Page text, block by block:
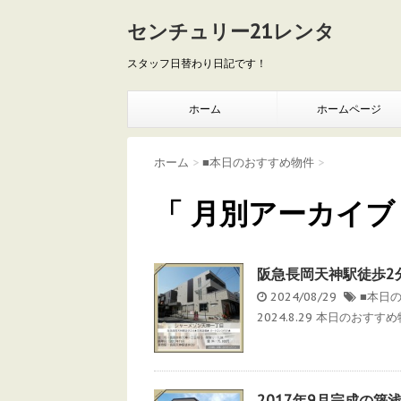
センチュリー21レンタ
スタッフ日替わり日記です！
ホーム ホームページ
ホーム > ■本日のおすすめ物件 >
「 月別アーカイ
阪急長岡天神駅徒歩
2024/08/29
■本日
2024.8.29 本日のおすす